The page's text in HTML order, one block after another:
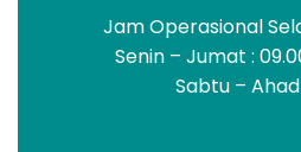
Jam Operasional
Senin – Jumat :
Sabtu –